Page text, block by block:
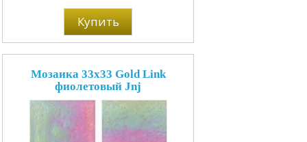
Купить
Мозаика 33x33 Gold Link
фиолетовый Jnj